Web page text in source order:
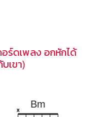
ร์ดเพลง อกหักได้
บเขา)
Bm
x